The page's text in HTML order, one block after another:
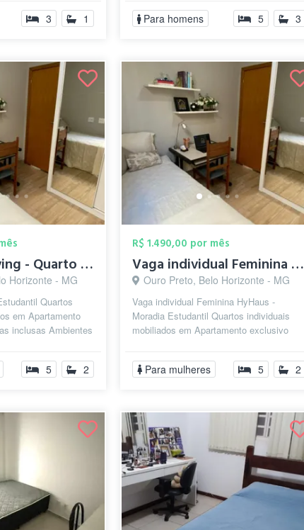
3 1
CONTATO. SEMPRE PERGUNTAM SE
O ...Para homens 5 3
HyHaus Coliving - Quarto individual mobi...
Horizonte - MG
Quartos
em Apartamento
inclusas Ambientes
5 2
R$ 1.490,00 por mês
Vaga individual Feminina - HyHaus Coliv...
Ouro Preto, Belo Horizonte - MG
Vaga individual Feminina HyHaus -
Moradia Estudantil Quartos individuais
mobiliados em Apartamento exclusivo
...
Para mulheres 5 2